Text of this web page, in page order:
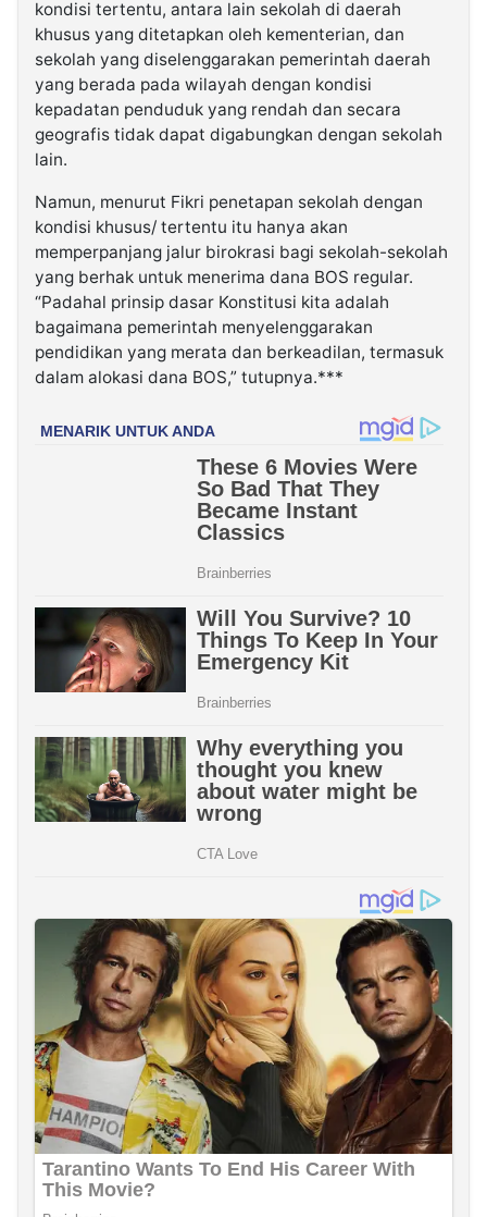
kondisi tertentu, antara lain sekolah di daerah
khusus yang ditetapkan oleh kementerian, dan
sekolah yang diselenggarakan pemerintah daerah
yang berada pada wilayah dengan kondisi
kepadatan penduduk yang rendah dan secara
geografis tidak dapat digabungkan dengan sekolah
lain.
Namun, menurut Fikri penetapan sekolah dengan
kondisi khusus/ tertentu itu hanya akan
memperpanjang jalur birokrasi bagi sekolah-sekolah
yang berhak untuk menerima dana BOS regular.
“Padahal prinsip dasar Konstitusi kita adalah
bagaimana pemerintah menyelenggarakan
pendidikan yang merata dan berkeadilan, termasuk
dalam alokasi dana BOS,” tutupnya.***